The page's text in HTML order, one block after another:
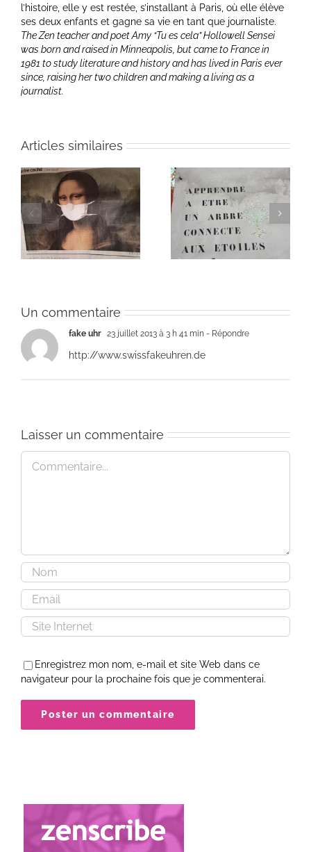
l’histoire, elle y est restée, s’installant à Paris, où elle élève
ses deux enfants et gagne sa vie en tant que journaliste.
The Zen teacher and poet Amy “Tu es cela” Hollowell Sensei
was born and raised in Minneapolis, but came to France in
1981 to study literature and history and has lived in Paris ever
since, raising her two children and making a living as a
journalist.
Articles similaires
Heart of Life / Coeur
de la vie: Day / Jour V
Heart of Life / Coeur
de la vie: Day / Jour
IV
Un commentaire
fake uhr 23 juillet 2013 à 3 h 41 min - Répondre
http://www.swissfakeuhren.de
Laisser un commentaire
Commentaire
Enregistrez mon nom, e-mail et site Web dans ce
navigateur pour la prochaine fois que je commenterai.